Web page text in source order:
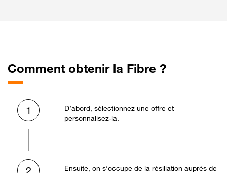
Comment obtenir la Fibre ?
1
D’abord, sélectionnez une offre et
personnalisez-la.
Ensuite, on s’occupe de la résiliation auprès de